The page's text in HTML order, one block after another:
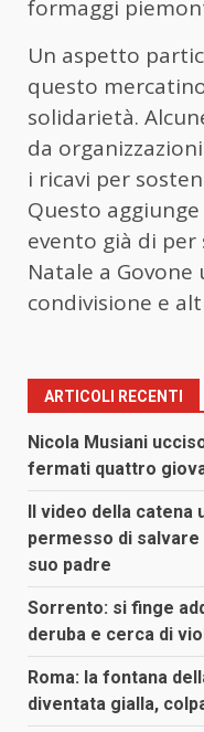
formaggi
Un aspetto
questo
solidarietà.
da
i ricavi per
Questo
evento già di
Natale a
condivisione e
ARTICOLI RECENTI
Nicola Musiani
fermati quattro
Il video della catena
permesso di salvare
suo padre
Sorrento: si finge
deruba e cerca di
Roma: la fontana
diventata gialla,